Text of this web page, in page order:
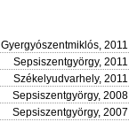
Gyergyószentmiklós, 2011
Sepsiszentgyörgy, 2011
Székelyudvarhely, 2011
Sepsiszentgyörgy, 2008
Sepsiszentgyörgy, 2007